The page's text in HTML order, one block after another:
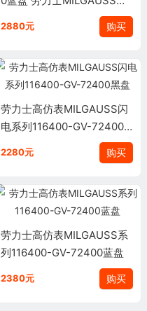
列116400-GV-72400
2880元 购买
劳力士高仿表MILGAUSS闪
电系列116400-GV-72400黑
2280元 购买
劳力士高仿表MILGAUSS系
列116400-GV-72400蓝盘
2380元 购买